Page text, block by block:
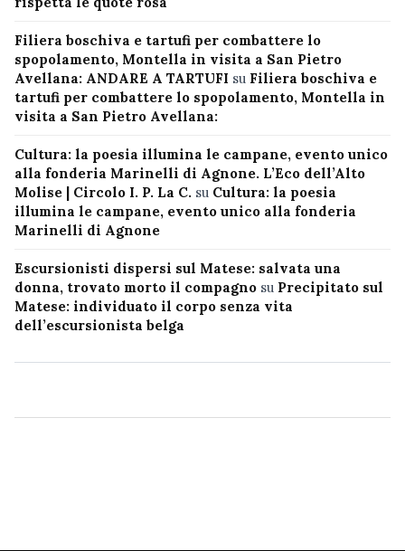
Filiera boschiva e tartufi per combattere lo
spopolamento, Montella in visita a San Pietro
Avellana: ANDARE A TARTUFI su Filiera boschiva e
tartufi per combattere lo spopolamento, Montella in
visita a San Pietro Avellana:
Cultura: la poesia illumina le campane, evento unico
alla fonderia Marinelli di Agnone. L’Eco dell’Alto
Molise | Circolo I. P. La C. su Cultura: la poesia
illumina le campane, evento unico alla fonderia
Marinelli di Agnone
Escursionisti dispersi sul Matese: salvata una
donna, trovato morto il compagno su Precipitato sul
Matese: individuato il corpo senza vita
dell’escursionista belga